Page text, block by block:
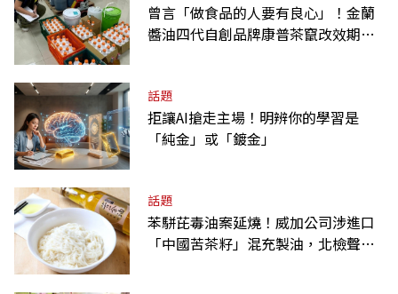
曾言「做食品的人要有良心」！金蘭
醬油四代自創品牌康普茶竄改效期、
話題
拒讓AI搶走主場！明辨你的學習是
「純金」或「鍍金」
話題
苯駢芘毒油案延燒！威加公司涉進口
「中國苦茶籽」混充製油，北檢聲押2